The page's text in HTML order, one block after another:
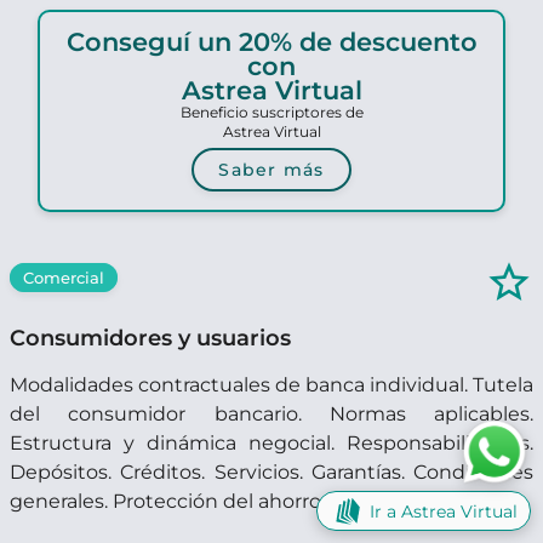
Conseguí un 20% de descuento
con
Astrea Virtual
Beneficio suscriptores de
Astrea Virtual
Saber más
Comercial star_border
Consumidores y usuarios
Modalidades contractuales de banca individual. Tutela
del consumidor bancario. Normas aplicables.
Estructura y dinámica negocial. Responsabilidades.
Depósitos. Créditos. Servicios. Garantías. Condiciones
generales. Protección del ahorro.
Ir a Astrea Virtual